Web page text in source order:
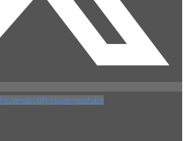
Huge-spotify Huge-youtube